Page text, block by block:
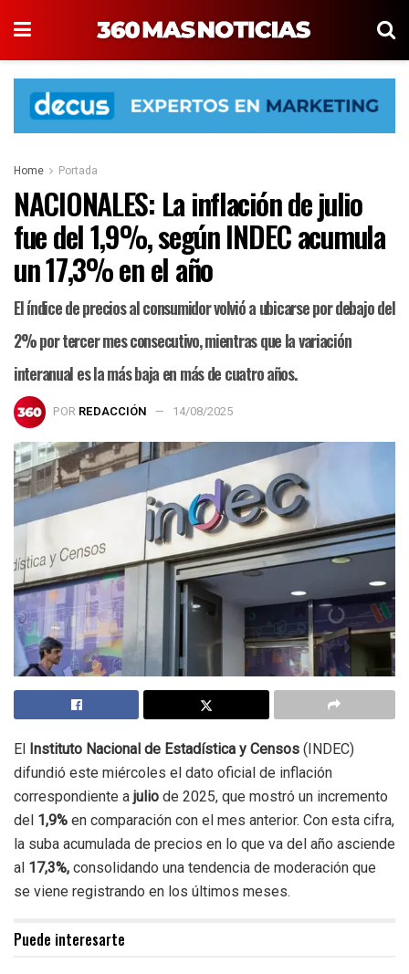
Home Portada
NACIONALES: La inflación de julio
fue del 1,9%, según INDEC acumula
un 17,3% en el año
El índice de precios al consumidor volvió a ubicarse por debajo del
2% por tercer mes consecutivo, mientras que la variación
interanual es la más baja en más de cuatro años.
POR REDACCIÓN 14/08/2025
El Instituto Nacional de Estadística y Censos (INDEC)
difundió este miércoles el dato oficial de inflación
correspondiente a julio de 2025, que mostró un incremento
del 1,9% en comparación con el mes anterior. Con esta cifra,
la suba acumulada de precios en lo que va del año asciende
al 17,3%, consolidando una tendencia de moderación que
se viene registrando en los últimos meses.
Puede interesarte